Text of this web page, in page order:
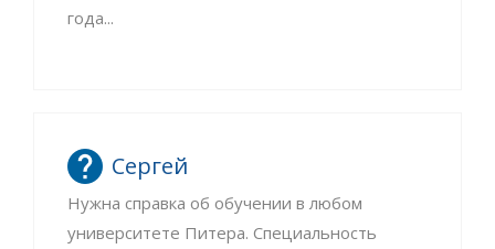
года...
Сергей
Нужна справка об обучении в любом
университете Питера. Специальность